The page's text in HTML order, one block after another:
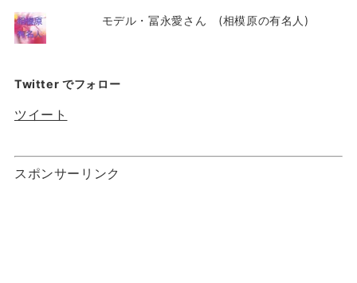
モデル・冨永愛さん (相模原の有名人)
Twitter でフォロー
ツイート
スポンサーリンク